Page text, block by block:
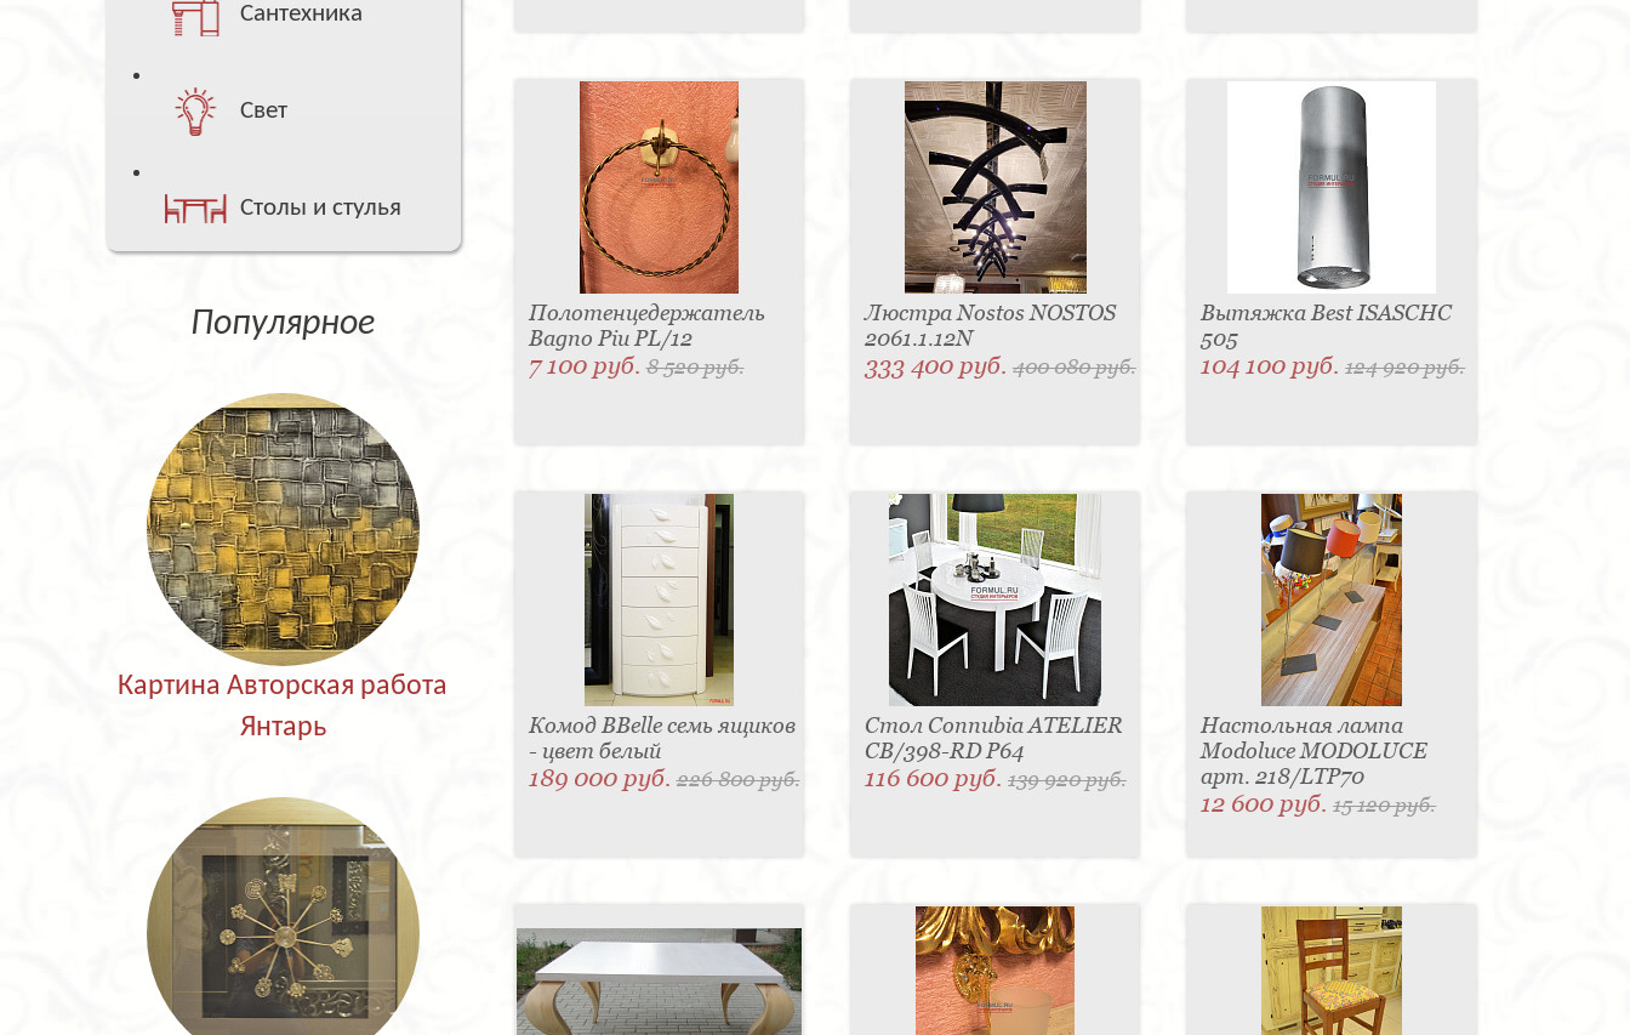
Сантехника
Свет
Столы и стулья
Популярное
Картина Авторская работа
Янтарь
Полотенцедержатель
Bagno Piu PL/12
7 100 руб.8 520 руб.
Люстра Nostos NOSTOS
2061.1.12N
333 400 руб. 400 080 руб.
Вытяжка Best ISASCHC
505
104 100 руб.124 920 руб.
Комод BBelle семь ящиков
- цвет белый
189 000 руб.226 800 руб.
Стол Connubia ATELIER
CB/398-RD P64
116 600 руб. 139 920 руб.
Настольная лампа
Modoluce MODOLUCE
арт. 218/LTP70
12 600 руб.15 120 руб.